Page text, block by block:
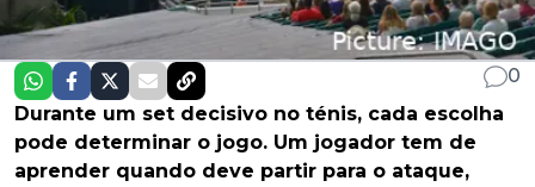
0
Durante um set decisivo no ténis, cada escolha
pode determinar o jogo. Um jogador tem de
aprender quando deve partir para o ataque,